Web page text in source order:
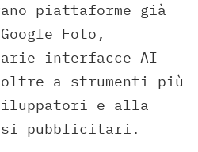
piattaforme già
Foto,
interfacce AI
a strumenti più
e alla
pubblicitari.